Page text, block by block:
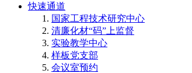
快速通道
国家工程技术研究中心
清廉化材“码”上监督
实验教学中心
样板党支部
会议室预约